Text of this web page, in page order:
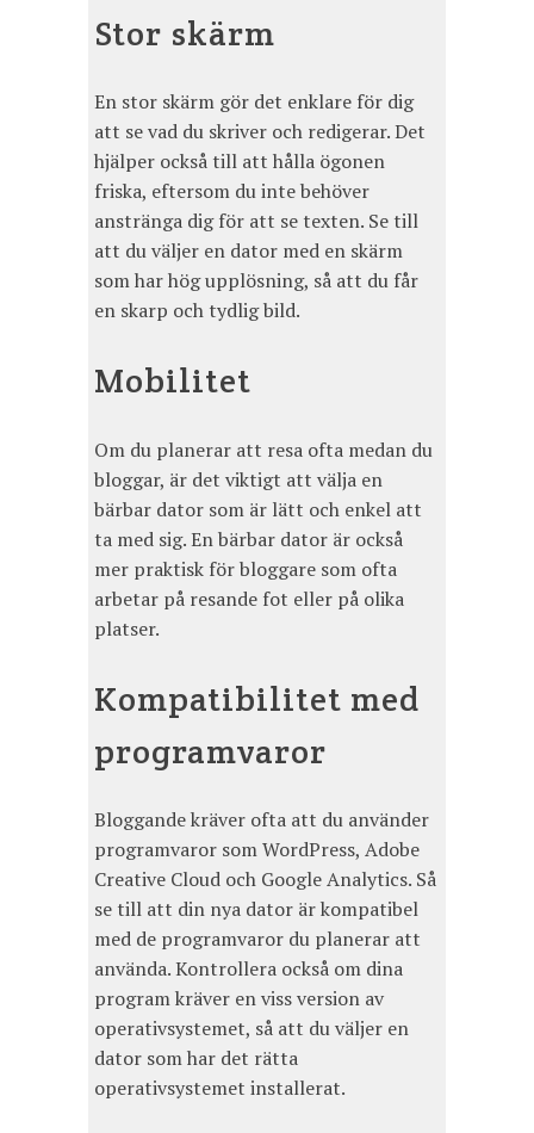
Stor skärm
En stor skärm gör det enklare för dig
att se vad du skriver och redigerar. Det
hjälper också till att hålla ögonen
friska, eftersom du inte behöver
anstränga dig för att se texten. Se till
att du väljer en dator med en skärm
som har hög upplösning, så att du får
en skarp och tydlig bild.
Mobilitet
Om du planerar att resa ofta medan du
bloggar, är det viktigt att välja en
bärbar dator som är lätt och enkel att
ta med sig. En bärbar dator är också
mer praktisk för bloggare som ofta
arbetar på resande fot eller på olika
platser.
Kompatibilitet med
programvaror
Bloggande kräver ofta att du använder
programvaror som WordPress, Adobe
Creative Cloud och Google Analytics. Så
se till att din nya dator är kompatibel
med de programvaror du planerar att
använda. Kontrollera också om dina
program kräver en viss version av
operativsystemet, så att du väljer en
dator som har det rätta
operativsystemet installerat.